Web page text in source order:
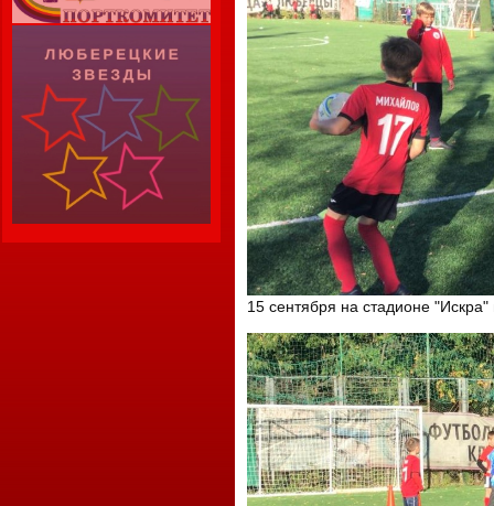
15 сентября на стадионе